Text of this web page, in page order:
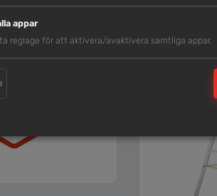
appar
reglage för att aktivera/avaktivera samtliga appar.